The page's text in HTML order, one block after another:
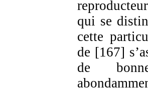
qui se
cette
de [167]
de